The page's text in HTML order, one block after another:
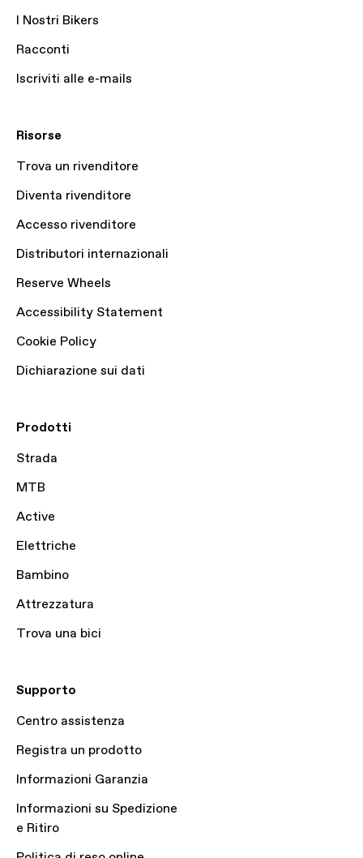
I Nostri Bikers
Racconti
Iscriviti alle e-mails
Risorse
Trova un rivenditore
Diventa rivenditore
Accesso rivenditore
Distributori internazionali
Reserve Wheels
Accessibility Statement
Cookie Policy
Dichiarazione sui dati
Prodotti
Strada
MTB
Active
Elettriche
Bambino
Attrezzatura
Trova una bici
Supporto
Centro assistenza
Registra un prodotto
Informazioni Garanzia
Informazioni su Spedizione
e Ritiro